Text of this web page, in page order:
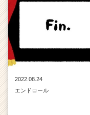
2022.08.24
エンドロール